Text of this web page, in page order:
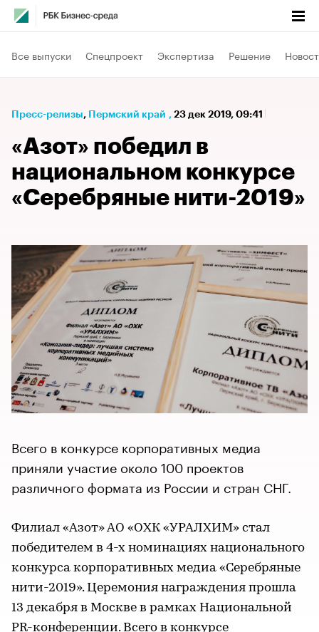
Все выпуски Спецпроект Экспертиза Решение
Пресс-релизы⁠, Пермский край , 23 дек 2019, 09:41
«Азот» победил в
национальном конкурсе
«Серебряные нити-2019»
Всего в конкурсе корпоративных медиа
приняли участие около 100 проектов
различного формата из России и стран СНГ.
Филиал «Азот» АО «ОХК «УРАЛХИМ» стал
победителем в 4-х номинациях национального
конкурса корпоративных медиа «Серебряные
нити-2019». Церемония награждения прошла
13 декабря в Москве в рамках Национальной
PR-конференции. Всего в конкурсе